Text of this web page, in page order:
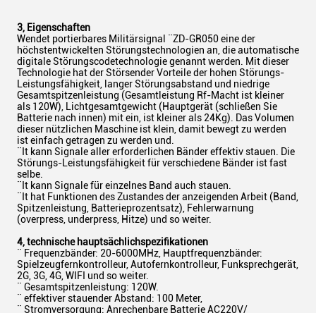
3, Eigenschaften
Wendet portierbares Militärsignal ¨ZD-GR050 eine der
höchstentwickelten Störungstechnologien an, die automatische
digitale Störungscodetechnologie genannt werden. Mit dieser
Technologie hat der Störsender Vorteile der hohen Störungs-
Leistungsfähigkeit, langer Störungsabstand und niedrige
Gesamtspitzenleistung (Gesamtleistung Rf-Macht ist kleiner
als 120W), Lichtgesamtgewicht (Hauptgerät (schließen Sie
Batterie nach innen) mit ein, ist kleiner als 24Kg). Das Volumen
dieser nützlichen Maschine ist klein, damit bewegt zu werden
ist einfach getragen zu werden und.
¨It kann Signale aller erforderlichen Bänder effektiv stauen. Die
Störungs-Leistungsfähigkeit für verschiedene Bänder ist fast
selbe.
¨It kann Signale für einzelnes Band auch stauen.
¨It hat Funktionen des Zustandes der anzeigenden Arbeit (Band,
Spitzenleistung, Batterieprozentsatz), Fehlerwarnung
(overpress, underpress, Hitze) und so weiter.
4, technische hauptsächlichspezifikationen
¨ Frequenzbänder: 20-6000MHz, Hauptfrequenzbänder:
Spielzeugfernkontrolleur, Autofernkontrolleur, Funksprechgerät,
2G, 3G, 4G, WIFI und so weiter.
¨ Gesamtspitzenleistung: 120W.
¨ effektiver stauender Abstand: 100 Meter,
¨ Stromversorgung: Anrechenbare Batterie AC220V/